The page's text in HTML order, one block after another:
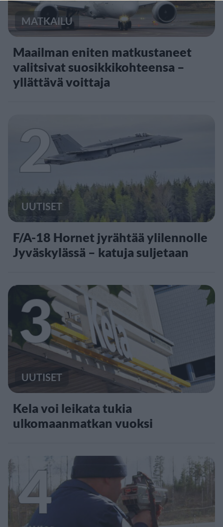
MATKAILU
Maailman eniten matkustaneet
valitsivat suosikkikohteensa –
yllättävä voittaja
2
UUTISET
F/A-18 Hornet jyrähtää ylilennolle
Jyväskylässä – katuja suljetaan
3
UUTISET
Kela voi leikata tukia
ulkomaanmatkan vuoksi
4